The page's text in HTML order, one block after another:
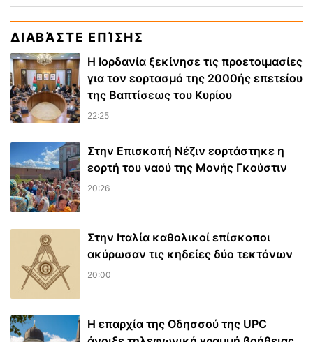
ΔΙΑΒΆΣΤΕ ΕΠΊΣΗΣ
Η Ιορδανία ξεκίνησε τις προετοιμασίες
για τον εορτασμό της 2000ής επετείου
της Βαπτίσεως του Κυρίου
22:25
Στην Επισκοπή Νέζιν εορτάστηκε η
εορτή του ναού της Μονής Γκούστιν
20:26
Στην Ιταλία καθολικοί επίσκοποι
ακύρωσαν τις κηδείες δύο τεκτόνων
20:00
Η επαρχία της Οδησσού της UPC